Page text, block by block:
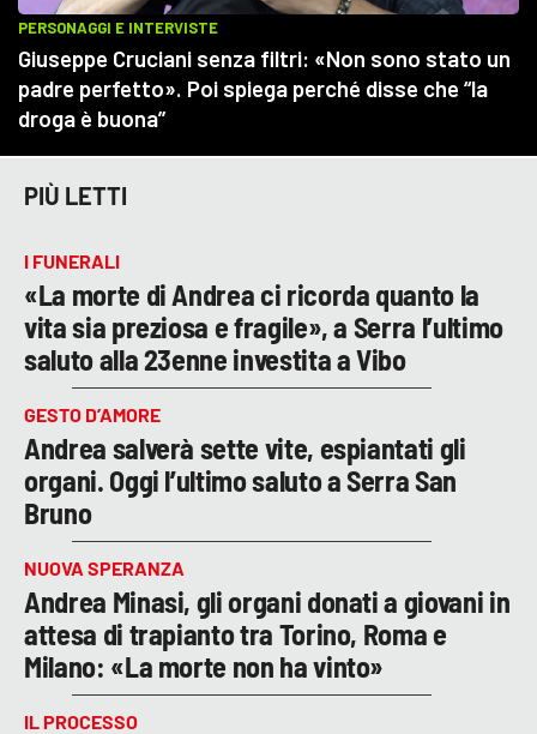
PIÙ LETTI
I FUNERALI
«La morte di Andrea ci ricorda quanto la
vita sia preziosa e fragile», a Serra l’ultimo
saluto alla 23enne investita a Vibo
GESTO D’AMORE
Andrea salverà sette vite, espiantati gli
organi. Oggi l’ultimo saluto a Serra San
Bruno
NUOVA SPERANZA
Andrea Minasi, gli organi donati a giovani in
attesa di trapianto tra Torino, Roma e
Milano: «La morte non ha vinto»
IL PROCESSO